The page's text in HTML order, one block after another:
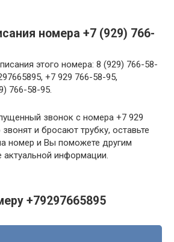
номера +7 (929) 766-
этого номера: 8 (929) 766-58-
+7 929 766-58-95,
766-58-95.
звонок с номера +7 929
и бросают трубку, оставьте
номер и Вы поможете другим
информации.
+79297665895